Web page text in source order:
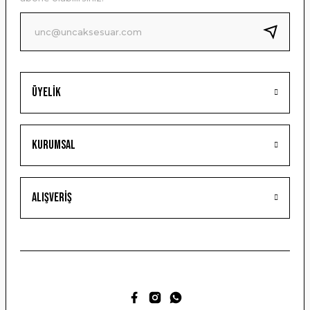
Ürün fiyatı diğer sitelerden daha pahalı.
Bu ürüne benzer farklı alternatifler olmalı.
Gönder
Üyelik
Kurumsal
Alışveriş